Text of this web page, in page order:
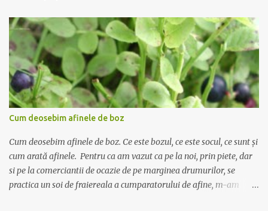
Cum deosebim afinele de boz
Cum deosebim afinele de boz. Ce este bozul, ce este socul, ce sunt și
cum arată afinele. Pentru ca am vazut ca pe la noi, prin piete, dar
si pe la comerciantii de ocazie de pe marginea drumurilor, se
practica un soi de fraiereala a cumparatorului de afine, m-am